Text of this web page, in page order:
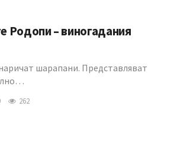
Родопи – виногадания
шарапани. Представляват
262